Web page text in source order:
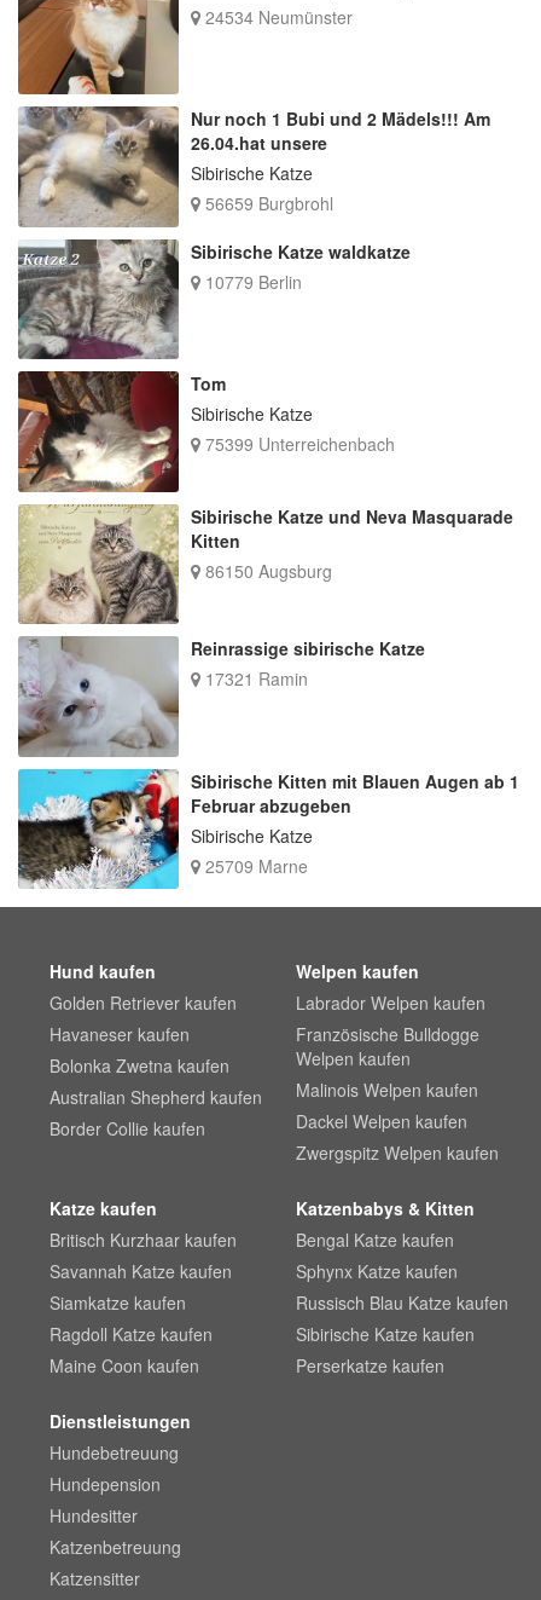
24534 Neumünster
Nur noch 1 Bubi und 2 Mädels!!! Am
26.04.hat unsere
Sibirische Katze
56659 Burgbrohl
Sibirische Katze waldkatze
10779 Berlin
Tom
Sibirische Katze
75399 Unterreichenbach
Sibirische Katze und Neva Masquarade
Kitten
86150 Augsburg
Reinrassige sibirische Katze
17321 Ramin
Sibirische Kitten mit Blauen Augen ab 1
Februar abzugeben
Sibirische Katze
25709 Marne
Hund kaufen
Golden Retriever kaufen
Havaneser kaufen
Bolonka Zwetna kaufen
Australian Shepherd kaufen
Border Collie kaufen
Welpen kaufen
Labrador Welpen kaufen
Französische Bulldogge
Welpen kaufen
Malinois Welpen kaufen
Dackel Welpen kaufen
Zwergspitz Welpen kaufen
Katze kaufen
Britisch Kurzhaar kaufen
Savannah Katze kaufen
Siamkatze kaufen
Ragdoll Katze kaufen
Maine Coon kaufen
Katzenbabys & Kitten
Bengal Katze kaufen
Sphynx Katze kaufen
Russisch Blau Katze kaufen
Sibirische Katze kaufen
Perserkatze kaufen
Dienstleistungen
Hundebetreuung
Hundepension
Hundesitter
Katzenbetreuung
Katzensitter